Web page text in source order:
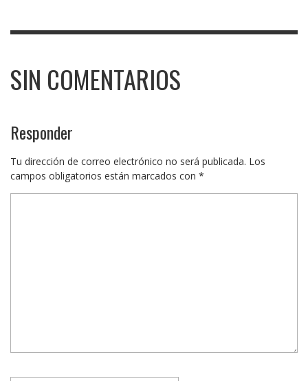
SIN COMENTARIOS
Responder
Tu dirección de correo electrónico no será publicada. Los
campos obligatorios están marcados con *